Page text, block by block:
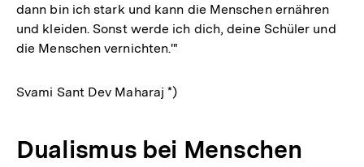
dann bin ich stark und kann die Menschen ernähren
und kleiden. Sonst werde ich dich, deine Schüler und
die Menschen vernichten.'"
Svami Sant Dev Maharaj *)
Dualismus bei Menschen